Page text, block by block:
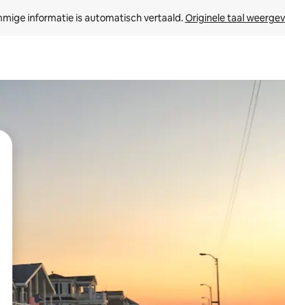
informatie is automatisch vertaald. Originele taal
met je de pijltjestoetsen omhoog en omlaag, óf door te